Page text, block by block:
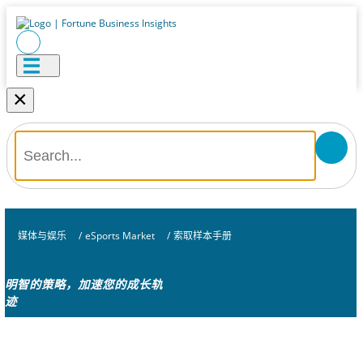
×
媒体与娱乐 / eSports Market / 索取样本手册
明智的策略，加速您的成长轨
迹